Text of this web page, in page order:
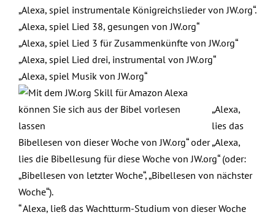
„Alexa, spiel instrumentale Königreichslieder von JW.org“.
„Alexa, spiel Lied 38, gesungen von JW.org“
„Alexa, spiel Lied 3 für Zusammenkünfte von JW.org“
„Alexa, spiel Lied drei, instrumental von JW.org“
„Alexa, spiel Musik von JW.org“
„Alexa,
lies das
Bibellesen von dieser Woche von JW.org“ oder „Alexa,
lies die Bibellesung für diese Woche von JW.org“ (oder:
„Bibellesen von letzter Woche“, „Bibellesen von nächster
Woche“).
“ Alexa, ließ das Wachtturm-Studium von dieser Woche